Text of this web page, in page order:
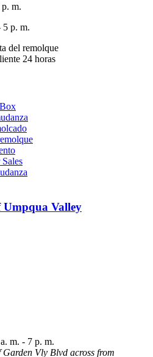
m.
5 p. m.
del remolque
24 horas
Umpqua Valley
m. - 7 p. m.
Garden Vly Blvd across from